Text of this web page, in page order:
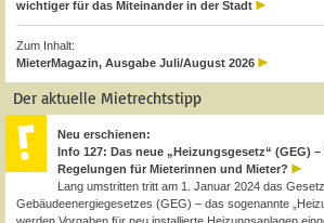
wichtiger für das Miteinander in der Stadt
Zum Inhalt:
MieterMagazin, Ausgabe Juli/August 2026
Der aktuelle Mietrechtstipp
Neu erschienen:
Info 127: Das neue „Heizungsgesetz“ (GEG)
Regelungen für Mieterinnen und Mieter?
Lang umstritten tritt am 1. Januar 2024 das
Gebäudeenergiegesetzes (GEG) – das sogenannte